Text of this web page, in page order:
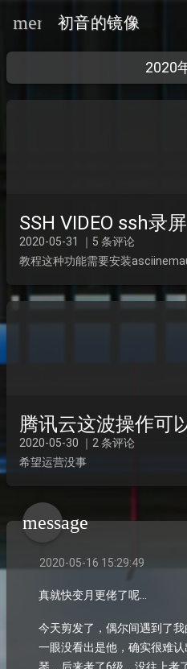
menu 初音的镜像
2020
SSH VIDEO ssh录
2020-05-31 ｜5 条评论
腾讯云这波操作可
2020-05-30 ｜2 条评论
希望运营没事
message
2020-05-16 15:29:49
真就快变月更佬了呢...
今天剪发了，偶尔间遇到了
一眼没看出是他，确实很难
琴，后来考了6级，没往上考